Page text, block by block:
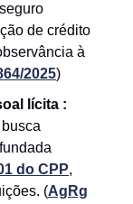
de crédito
à
2025)
lícita :
do CPP,
(AgRg